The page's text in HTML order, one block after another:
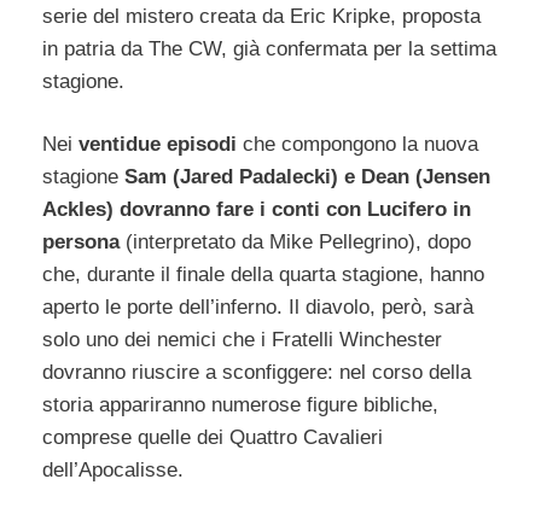
serie del mistero creata da Eric Kripke, proposta
in patria da The CW, già confermata per la settima
stagione.
Nei ventidue episodi che compongono la nuova
stagione Sam (Jared Padalecki) e Dean (Jensen
Ackles) dovranno fare i conti con Lucifero in
persona(interpretato da Mike Pellegrino), dopo
che, durante il finale della quarta stagione, hanno
aperto le porte dell’inferno. Il diavolo, però, sarà
solo uno dei nemici che i Fratelli Winchester
dovranno riuscire a sconfiggere: nel corso della
storia appariranno numerose figure bibliche,
comprese quelle dei Quattro Cavalieri
dell’Apocalisse.